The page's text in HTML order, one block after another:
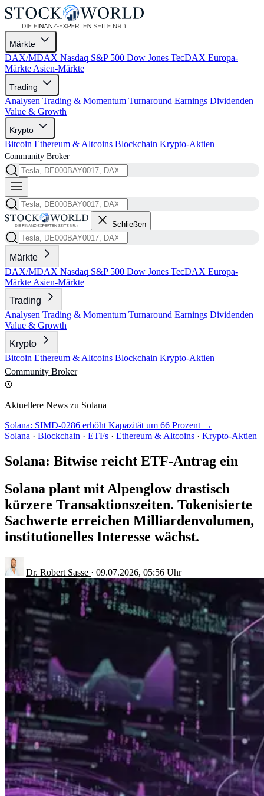
Märkte
DAX/MDAX Nasdaq S&P 500 Dow Jones TecDAX Europa-
Märkte Asien-Märkte
Trading
Analysen Trading & Momentum Turnaround Earnings Dividenden
Value & Growth
Krypto
Bitcoin Ethereum & Altcoins Blockchain Krypto-Aktien
Community Broker
Schließen
Märkte
DAX/MDAX Nasdaq S&P 500 Dow Jones TecDAX Europa-
Märkte Asien-Märkte
Trading
Analysen Trading & Momentum Turnaround Earnings Dividenden
Value & Growth
Krypto
Bitcoin Ethereum & Altcoins Blockchain Krypto-Aktien
Community Broker
Aktuellere News zu Solana
Solana: SIMD-0286 erhöht Kapazität um 66 Prozent →
Solana · Blockchain · ETFs · Ethereum & Altcoins · Krypto-Aktien
Solana: Bitwise reicht ETF-Antrag ein
Solana plant mit Alpenglow drastisch
kürzere Transaktionszeiten. Tokenisierte
Sachwerte erreichen Milliardenvolumen,
institutionelles Interesse wächst.
Dr. Robert Sasse · 09.07.2026, 05:56 Uhr